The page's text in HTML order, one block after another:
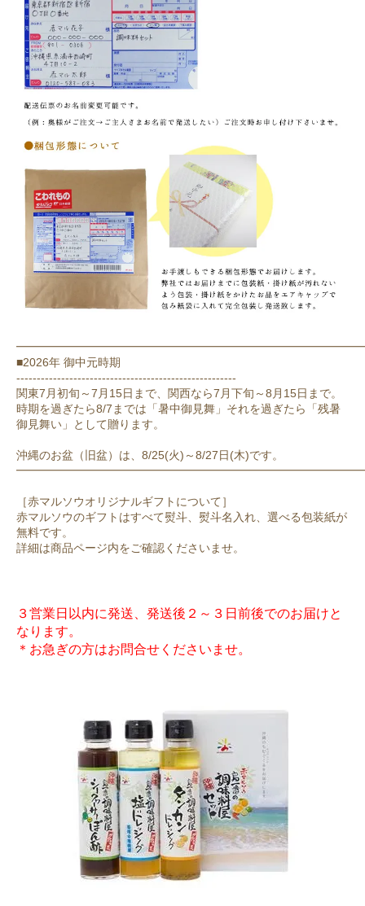
■2026年 御中元時期
------------------------------------------------------
関東7月初旬～7月15日まで、関西なら7月下旬～8月15日まで。
時期を過ぎたら8/7までは「暑中御見舞」それを過ぎたら「残暑
御見舞い」として贈ります。
沖縄のお盆（旧盆）は、8/25(火)～8/27日(木)です。
［赤マルソウオリジナルギフトについて］
赤マルソウのギフトはすべて熨斗、熨斗名入れ、選べる包装紙が
無料です。
詳細は商品ページ内をご確認くださいませ。
３営業日以内に発送、発送後２～３日前後でのお届けと
なります。
＊お急ぎの方はお問合せくださいませ。